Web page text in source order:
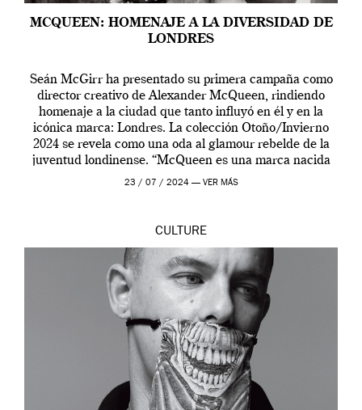
MCQUEEN: HOMENAJE A LA DIVERSIDAD DE
LONDRES
Seán McGirr ha presentado su primera campaña como
director creativo de Alexander McQueen, rindiendo
homenaje a la ciudad que tanto influyó en él y en la
icónica marca: Londres. La colección Otoño/Invierno
2024 se revela como una oda al glamour rebelde de la
juventud londinense. “McQueen es una marca nacida
en Londres y siempre ha […]
23 / 07 / 2024 — VER MÁS
CULTURE